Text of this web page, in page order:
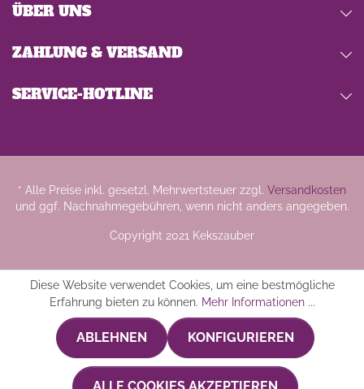
SERVICE-HOTLINE
ÜBER UNS
ZAHLUNG & VERSAND
* Alle Preise inkl. gesetzl. Mehrwertsteuer zzgl. Versandkosten
und ggf. Nachnahmegebühren, wenn nicht anders angegeben.
Copyright 2021 Kekszauber
Diese Website verwendet Cookies, um eine bestmögliche
Erfahrung bieten zu können. Mehr Informationen ...
ABLEHNEN KONFIGURIEREN